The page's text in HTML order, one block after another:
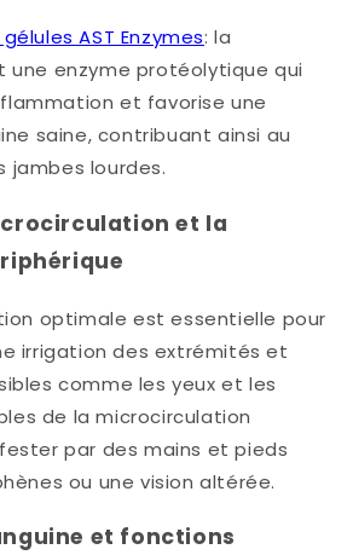
AST Enzymes: la
une enzyme protéolytique qui
et favorise une
saine, contribuant ainsi au
lourdes.
et la
optimale est essentielle pour
irrigation des extrémités et
comme les yeux et les
de la microcirculation
par des mains et pieds
ou une vision altérée.​
et fonctions